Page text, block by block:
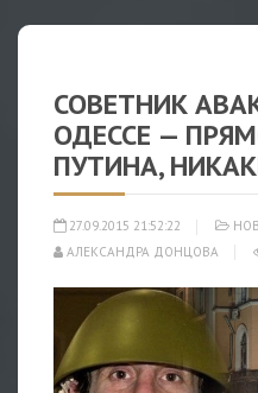
СОВЕТНИК
ОДЕССЕ —
ПУТИНА,
27.09.2015 21:52:22
АЛЕКСАНДРА ДОНЦОВА